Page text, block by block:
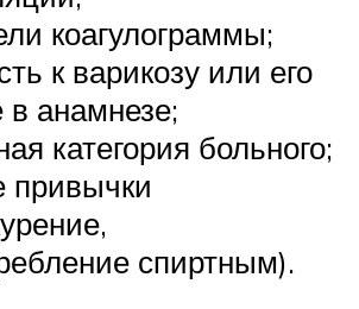
коагулограммы;
к варикозу или его
в анамнезе;
категория больного;
привычки
спиртным).